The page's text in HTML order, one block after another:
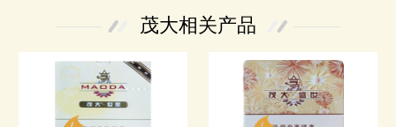
茂大相关产品